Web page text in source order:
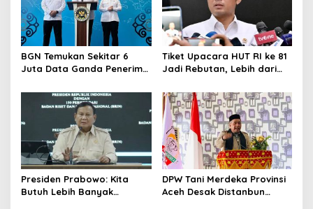
BGN Temukan Sekitar 6
Juta Data Ganda Penerima
Sudaryono
Tiket Upacara HUT RI ke 81
Jadi Rebutan, Lebih dari
dalam Sehari
Presiden Prabowo: Kita
Butuh Lebih Banyak
DPW Tani Merdeka Provinsi
Aceh Desak Distanbun